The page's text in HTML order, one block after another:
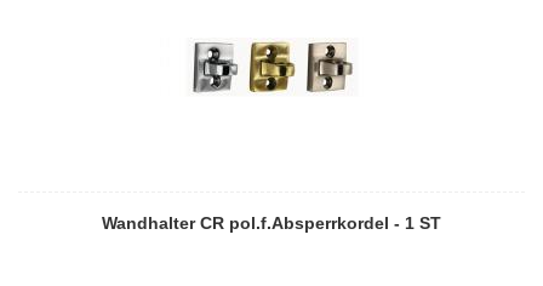
Wandhalter CR pol.f.Absperrkordel - 1 ST